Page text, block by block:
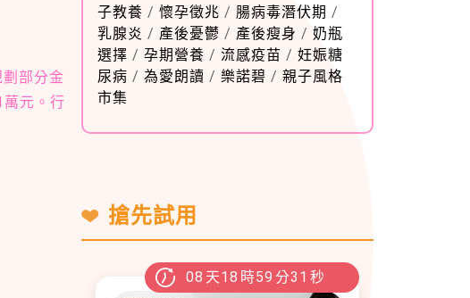
部分金
元。行
子教養 / 懷孕徵兆 / 腸病毒潛伏期 /
乳腺炎 / 產後憂鬱 / 產後瘦身 / 奶瓶
選擇 / 孕期營養 / 流感疫苗 / 妊娠糖
尿病 / 為愛朗讀 / 樂諾碧 / 親子風格
市集
搶先試用
08 天18 時59 分29 秒